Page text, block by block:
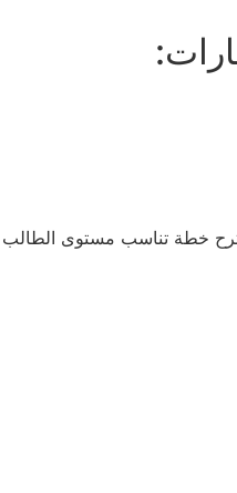
خطة تناسب مستوى الطالب